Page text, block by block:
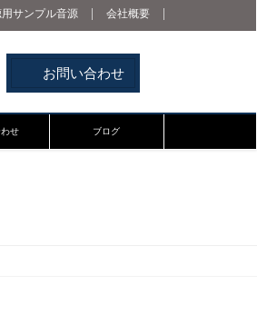
サンプル音源 会社概要
お問い合わせ
せ ブログ